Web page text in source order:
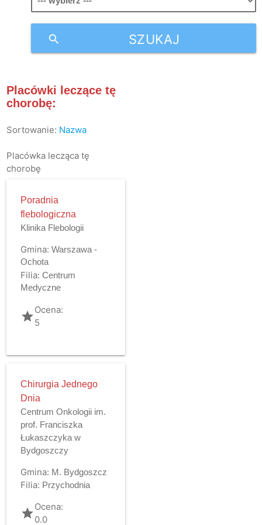
SZUKAJ
search
Placówki leczące tę
chorobę:
Sortowanie: Nazwa
Placówka lecząca tę
chorobę
Poradnia
flebologiczna
Klinika Flebologii
Gmina: Warszawa -
Ochota
Filia: Centrum
Medyczne
gradeOcena:
5
Chirurgia Jednego
Dnia
Centrum Onkologii im.
prof. Franciszka
Łukaszczyka w
Bydgoszczy
Gmina: M. Bydgoszcz
Filia: Przychodnia
gradeOcena:
0.0